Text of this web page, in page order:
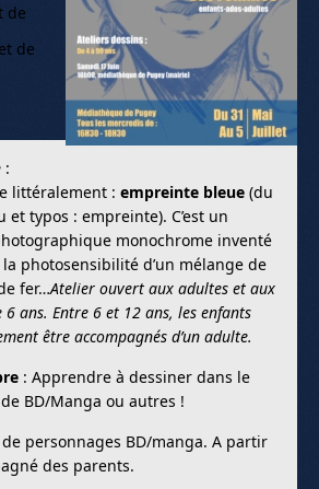
de
de
:
littéralement : empreinte bleue (du
et typos : empreinte). C’est un
monochrome inventé
photosensibilité d’un mélange de
fer…Atelier ouvert aux adultes et aux
ans. Entre 6 et 12 ans, les enfants
être accompagnés d’un adulte.
: Apprendre à dessiner dans le
BD/Manga ou autres !
de personnages BD/manga. A partir
des parents.